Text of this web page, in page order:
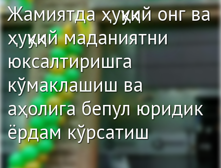
Жамиятда ҳуқуқий онг ва
ҳуқуқий маданиятни
юксалтиришга
кўмаклашиш ва
аҳолига бепул юридик
ёрдам кўрсатиш